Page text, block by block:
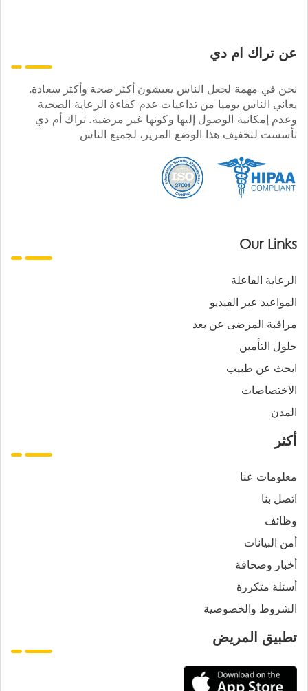
عن تراك ام دي
نحن في مهمة لجعل الناس يعيشون أكثر صحة وأكثر سعادة.
يعاني الناس يوميا من تداعيات عدم كفاءة الرعاية الصحية
وعدم إمكانية الوصول إليها وكونها غير مرضية. تراك أم دي
تأسست لتخفيف هذا الوضع المرير، لجميع الناس
Our Links
الرعاية الفاعلة
المواعيد عبر الفيديو
مراقبة المرضى عن بعد
حلول التأمين
ابحث عن طبيب
الاختصاصات
المدن
أكثر
معلومات عنا
اتصل بنا
وظائف
أمن البيانات
أخبار وصحافة
أسئلة متكررة
الشروط والخصوصية
تطبيق المريض